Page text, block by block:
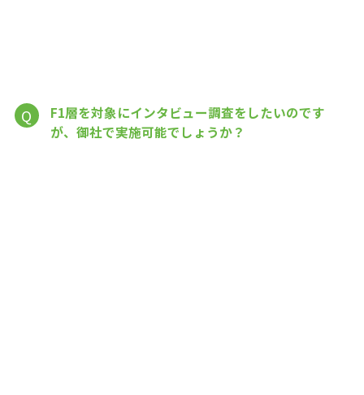
Q
F1層を対象にインタビュー調査をしたいのです
が、御社で実施可能でしょうか？